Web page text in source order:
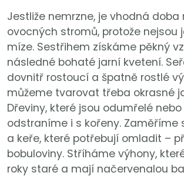
Jestliže nemrzne, je vhodná doba
ovocných stromů, protože nejsou
míze. Sestřihem získáme pěkný
následné bohaté jarní kvetení.
dovnitř rostoucí a špatně rostlé
můžeme tvarovat třeba okrasné
Dřeviny, které jsou odumřelé
odstraníme i s kořeny. Zaměříme
a keře, které potřebují omladit –
bobuloviny. Stříháme výhony,
roky staré a mají načervenalou